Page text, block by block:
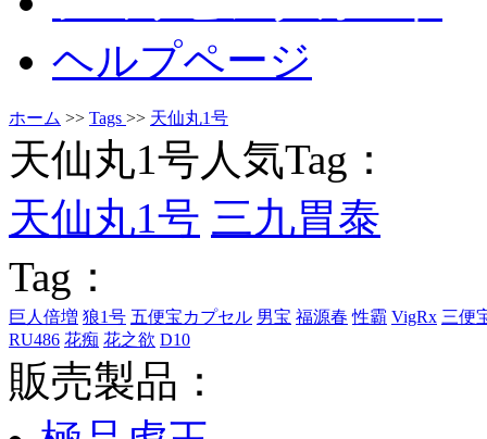
ヘルプページ
ホーム >> Tags >> 天仙丸1号
天仙丸1号人気Tag：
天仙丸1号 三九胃泰
Tag：
巨人倍増 狼1号 五便宝カプセル 男宝 福源春 性霸 VigRx 三便
RU486 花痴 花之欲 D10
販売製品：